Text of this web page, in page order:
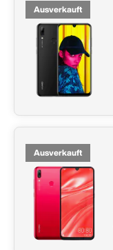
Ausverkauft
Ausverkauft